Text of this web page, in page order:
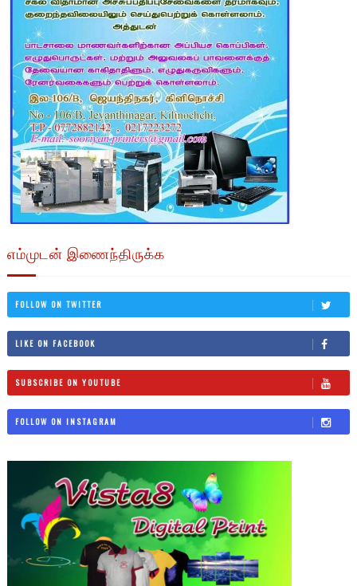
எம்முடன் இணைந்திருக்க
FOLLOW ON TWITTER
LIKE ON FACEBOOK
SUBSCRIBE ON YOUTUBE
FOLLOW ON INSTAGRAM